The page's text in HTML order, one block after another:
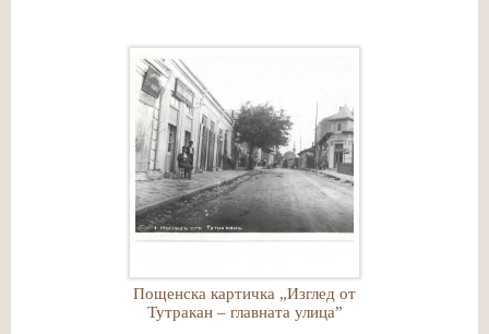
Пощенска картичка „Изглед от
Тутракан – главната улица”